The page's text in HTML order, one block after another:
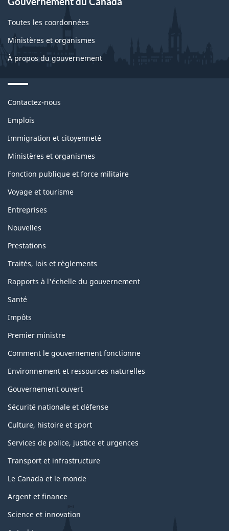
Toutes les coordonnées
Ministères et organismes
À propos du gouvernement
Themes
topics
Contactez-nous
Emplois
Immigration et citoyenneté
Ministères et organismes
Fonction publique et force militaire
Voyage et tourisme
Entreprises
Nouvelles
Prestations
Traités, lois et règlements
Rapports à l'échelle du gouvernement
Santé
Impôts
Premier ministre
Comment le gouvernement fonctionne
Environnement et ressources naturelles
Gouvernement ouvert
Sécurité nationale et défense
Culture, histoire et sport
Services de police, justice et urgences
Transport et infrastructure
Le Canada et le monde
Argent et finance
Science et innovation